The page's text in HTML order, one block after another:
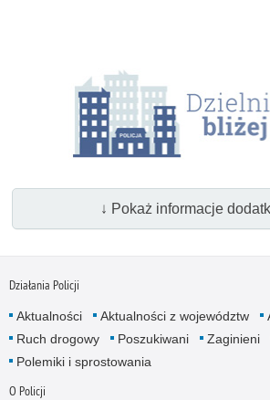
↓ Pokaż informacje
Działania Policji
Aktualności Aktualności z województw
Ruch drogowy
Poszukiwani Zaginieni
Polemiki i sprostowania
O Policji